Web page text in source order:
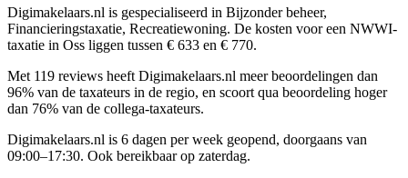
Digimakelaars.nl is gespecialiseerd in Bijzonder beheer,
Financieringstaxatie, Recreatiewoning. De kosten voor een NWWI-
taxatie in Oss liggen tussen € 633 en € 770.
Met 119 reviews heeft Digimakelaars.nl meer beoordelingen dan
96% van de taxateurs in de regio, en scoort qua beoordeling hoger
dan 76% van de collega-taxateurs.
Digimakelaars.nl is 6 dagen per week geopend, doorgaans van
09:00–17:30. Ook bereikbaar op zaterdag.